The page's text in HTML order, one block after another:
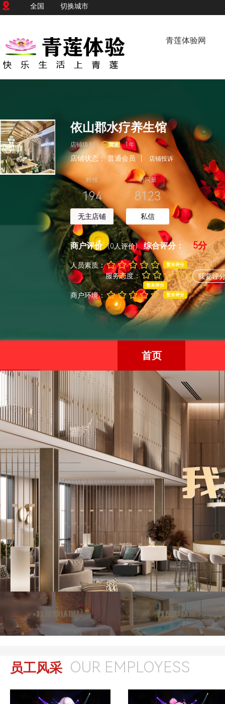
全国 切换城市
青莲体验网
依山郡水疗养生馆
店铺级别： 1年
店铺状态：普通会员 店铺投诉
粉丝
194
无主店铺
访问量
8123
私信
商户评价 (0人评价)综合评分： 5分
人员素质： 暂未评分
服务态度：
暂未评分
商户环境： 暂未评分
我要评
首页
员工风采 OUR EMPLOYESS